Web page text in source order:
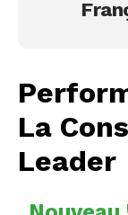
La
Leader